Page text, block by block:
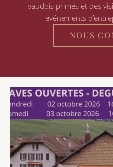
vaudois primés et des
événements
NOUS